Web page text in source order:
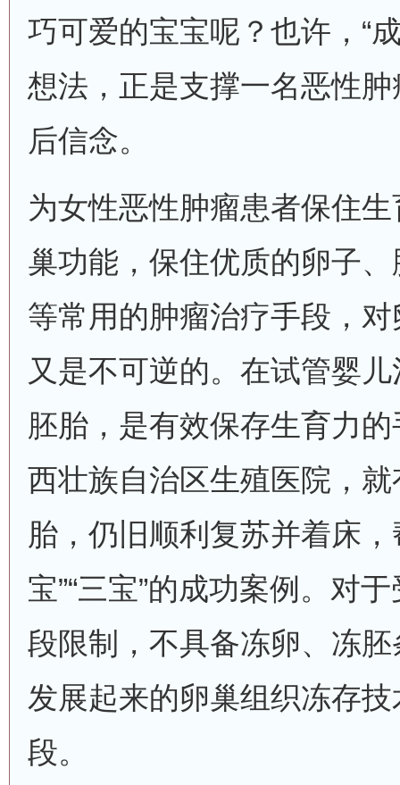
巧可爱的宝宝呢？也许，“
想法，正是支撑一名恶性
后信念。
为女性恶性肿瘤患者保住
巢功能，保住优质的卵子
等常用的肿瘤治疗手段，
又是不可逆的。在试管婴
胚胎，是有效保存生育力
西壮族自治区生殖医院，
胎，仍旧顺利复苏并着床
宝”“三宝”的成功案例。对
段限制，不具备冻卵、冻
发展起来的卵巢组织冻存
段。